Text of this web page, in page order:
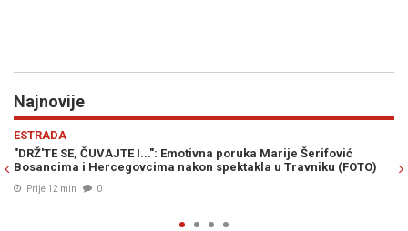
Najnovije
(FOTO)
PUTIN ĆE ZIMU PRETVORITI U ORUŽJE: Velika
saveznike na novu prijetnju Ukrajini
Prije 38 min